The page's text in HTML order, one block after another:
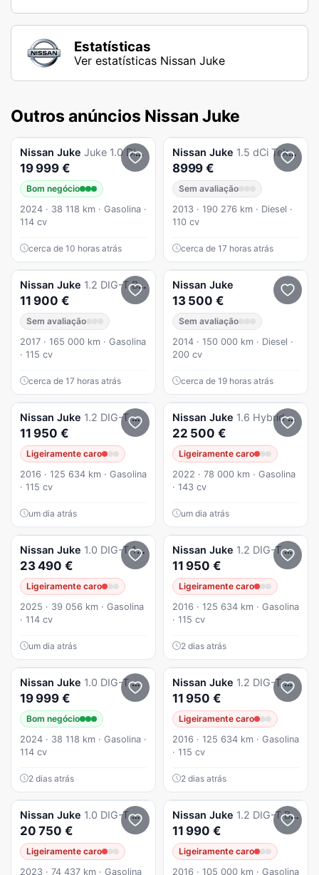
Estatísticas
Ver estatísticas Nissan Juke
Outros anúncios Nissan Juke
Nissan Juke Juke 1.0 Dig-T N-Connecta Dct
19 999 €
Bom negócio
2024 · 38 118 km · Gasolina ·
114 cv
cerca de 10 horas atrás
Nissan Juke 1.5 dCi Tekna
8999 €
Sem avaliação
2013 · 190 276 km · Diesel ·
110 cv
cerca de 17 horas atrás
Nissan Juke 1.2 DIG-T Black Edition
11 900 €
Sem avaliação
2017 · 165 000 km · Gasolina
· 115 cv
cerca de 17 horas atrás
Nissan Juke
13 500 €
Sem avaliação
2014 · 150 000 km · Diesel ·
200 cv
cerca de 19 horas atrás
Nissan Juke 1.2 DIG-T Acenta
11 950 €
Ligeiramente caro
2016 · 125 634 km · Gasolina
· 115 cv
um dia atrás
Nissan Juke 1.6 Hybrid 105 kW Auto N-CONNECTA
22 500 €
Ligeiramente caro
2022 · 78 000 km · Gasolina
· 143 cv
um dia atrás
Nissan Juke 1.0 DIG-T 114cv N-Connecta DCT
23 490 €
Ligeiramente caro
2025 · 39 056 km · Gasolina
· 114 cv
um dia atrás
Nissan Juke 1.2 DIG-T Acenta
11 950 €
Ligeiramente caro
2016 · 125 634 km · Gasolina
· 115 cv
2 dias atrás
Nissan Juke 1.0 DIG-T N-Connecta DCT
19 999 €
Bom negócio
2024 · 38 118 km · Gasolina ·
114 cv
2 dias atrás
Nissan Juke 1.2 DIG-T Acenta
11 950 €
Ligeiramente caro
2016 · 125 634 km · Gasolina
· 115 cv
2 dias atrás
Nissan Juke 1.0 DIG-T N-Connecta DCT
20 750 €
Ligeiramente caro
2023 · 74 437 km · Gasolina
Nissan Juke 1.2 DIG-T Black Edition
11 990 €
Ligeiramente caro
2016 · 105 000 km · Gasolina